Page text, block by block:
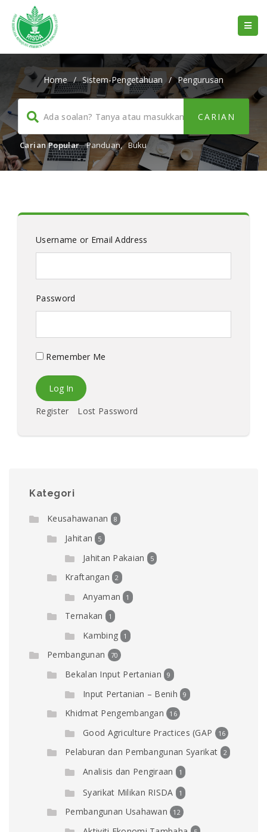
Home / Sistem-Pengetahuan / Pengurusan
Carian Popular Panduan, Buku
Username or Email Address
Password
Remember Me
Register Lost Password
Kategori
Keusahawanan 8
Jahitan 5
Jahitan Pakaian 5
Kraftangan 2
Anyaman 1
Ternakan 1
Kambing 1
Pembangunan 70
Bekalan Input Pertanian 9
Input Pertanian – Benih 9
Khidmat Pengembangan 16
Good Agriculture Practices (GAP 16
Pelaburan dan Pembangunan Syarikat 2
Analisis dan Pengiraan 1
Syarikat Milikan RISDA 1
Pembangunan Usahawan 12